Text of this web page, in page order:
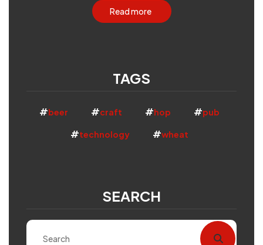
Read more
TAGS
beer craft hop pub
technology wheat
SEARCH